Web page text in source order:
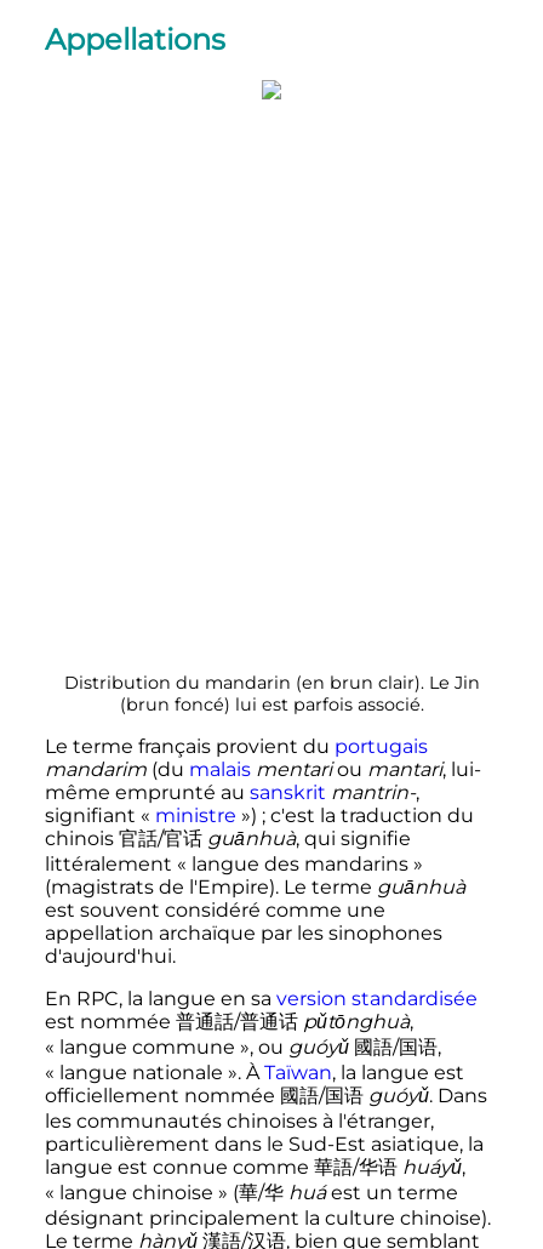
Appellations
Distribution du mandarin (en brun clair). Le Jin
(brun foncé) lui est parfois associé.
Le terme français provient du portugais
mandarim(du malais mentariou mantari, lui-
même emprunté au sanskrit mantrin-,
signifiant « ministre ») ; c'est la traduction du
chinois 官話/官话 guānhuà, qui signifie
littéralement « langue des mandarins »
(magistrats de l'Empire). Le terme guānhuà
est souvent considéré comme une
appellation archaïque par les sinophones
d'aujourd'hui.
En RPC, la langue en sa version standardisée
est nommée 普通話/普通话 pǔtōnghuà,
« langue commune », ou guóyǔ國語/国语,
« langue nationale ». ÀTaïwan, la langue est
officiellement nommée 國語/国语 guóyǔ. Dans
les communautés chinoises à l'étranger,
particulièrement dans le Sud-Est asiatique, la
langue est connue comme 華語/华语 huáyǔ,
« langue chinoise » (華/华 huáest un terme
désignant principalement la culture chinoise).
Le terme hànyǔ漢語/汉语, bien que semblant